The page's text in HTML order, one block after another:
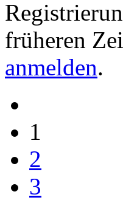
früheren
anmelden.
1
2
3